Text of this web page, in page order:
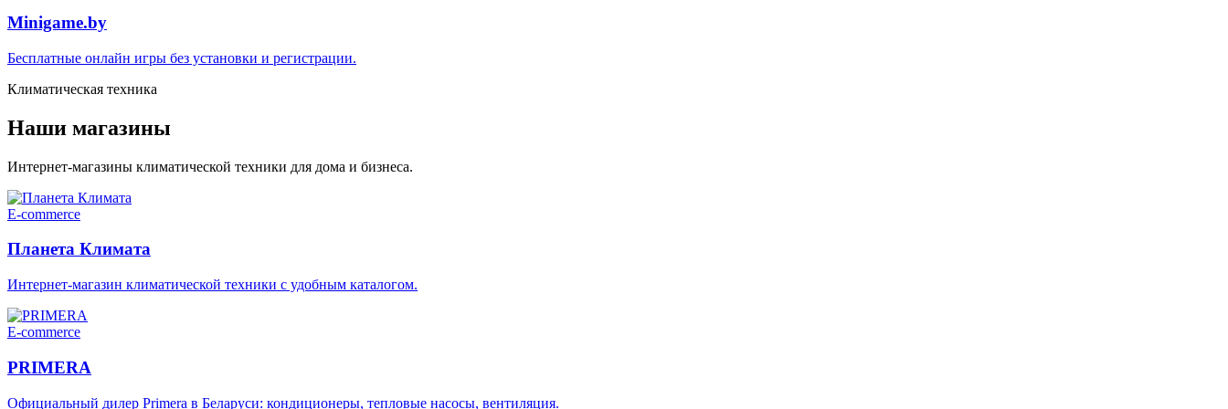
Minigame.by
Бесплатные онлайн игры без установки и регистрации.
Климатическая техника
Наши магазины
Интернет-магазины климатической техники для дома и бизнеса.
E-commerce
Планета Климата
Интернет-магазин климатической техники с удобным каталогом.
E-commerce
PRIMERA
Официальный дилер Primera в Беларуси: кондиционеры, тепловые насосы, вентиляция.